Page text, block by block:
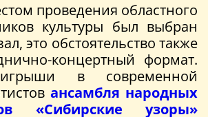
проведения областного
культуры был выбран
это обстоятельство также
концертный формат.
в современной
ансамбля народных
«Сибирские узоры»